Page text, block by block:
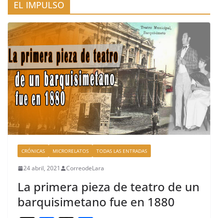
EL IMPULSO
CRÓNICAS MICRORELATOS TODAS LAS ENTRADAS
24 abril, 2021 CorreodeLara
La primera pieza de teatro de un
barquisimetano fue en 1880